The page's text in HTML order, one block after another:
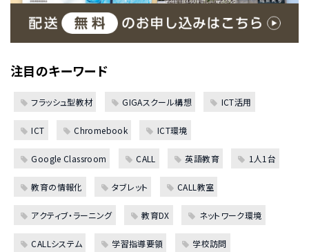
注目のキーワード
フラッシュ型教材 GIGAスクール構想 ICT活用
ICT Chromebook ICT環境
Google Classroom CALL 英語教育 1人1台
教育の情報化 タブレット CALL教室
アクティブ・ラーニング 教育DX ネットワーク環境
CALLシステム 学習指導要領 学校訪問